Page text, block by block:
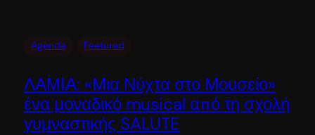
Agenda Featured
ΛΑΜΙΑ: «Μια Νύχτα στο Μουσείο»
ένα μοναδικό musical από τη σχολή
γυμναστικής SALUTE